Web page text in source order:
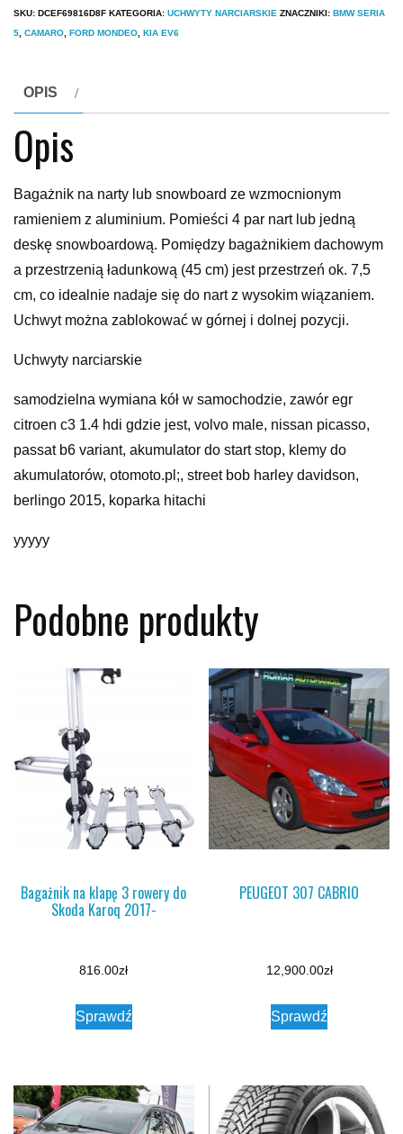
SKU: DCEF69816D8F KATEGORIA: UCHWYTY NARCIARSKIE ZNACZNIKI: BMW SERIA
5 CAMARO FORD MONDEO KIA EV6
OPIS
Opis
Bagażnik na narty lub snowboard ze wzmocnionym
ramieniem z aluminium. Pomieści 4 par nart lub jedną
deskę snowboardową. Pomiędzy bagażnikiem dachowym
a przestrzenią ładunkową (45 cm) jest przestrzeń ok. 7,5
cm, co idealnie nadaje się do nart z wysokim wiązaniem.
Uchwyt można zablokować w górnej i dolnej pozycji.
Uchwyty narciarskie
samodzielna wymiana kół w samochodzie, zawór egr
citroen c3 1.4 hdi gdzie jest, volvo male, nissan picasso,
passat b6 variant, akumulator do start stop, klemy do
akumulatorów, otomoto.pl;, street bob harley davidson,
berlingo 2015, koparka hitachi
yyyyy
Podobne produkty
Bagażnik na klapę 3 rowery do
Skoda Karoq 2017-
816.00zł
Sprawdź
PEUGEOT 307 CABRIO
12,900.00zł
Sprawdź